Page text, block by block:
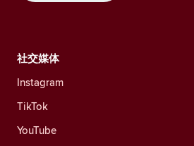
社交媒体
Instagram
TikTok
YouTube